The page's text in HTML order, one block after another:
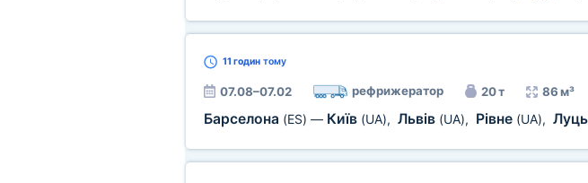
11 годинтому
07.08–07.02 рефрижератор 20 т 86 м³
Барселона (ES) — Київ (UA), Львів (UA), Рівне (UA),